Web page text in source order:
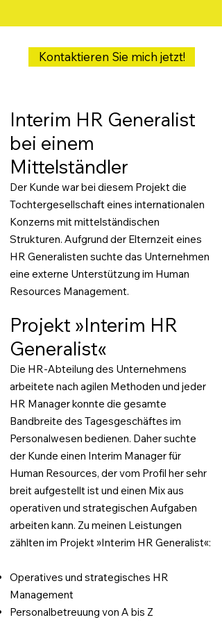
Kontaktieren Sie mich jetzt!
Interim HR Generalist
bei einem
Mittelständler
Der Kunde war bei diesem Projekt die
Tochtergesellschaft eines internationalen
Konzerns mit mittelständischen
Strukturen. Aufgrund der Elternzeit eines
HR Generalisten suchte das Unternehmen
eine externe Unterstützung im Human
Resources Management.
Projekt »Interim HR
Generalist«
Die HR-Abteilung des Unternehmens
arbeitete nach agilen Methoden und jeder
HR Manager konnte die gesamte
Bandbreite des Tagesgeschäftes im
Personalwesen bedienen. Daher suchte
der Kunde einen Interim Manager für
Human Resources, der vom Profil her sehr
breit aufgestellt ist und einen Mix aus
operativen und strategischen Aufgaben
arbeiten kann. Zu meinen Leistungen
zählten im Projekt »Interim HR Generalist«:
Operatives und strategisches HR
Management
Personalbetreuung von A bis Z